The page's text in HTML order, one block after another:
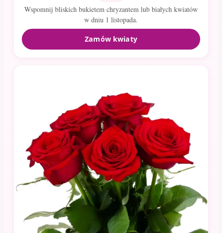
Wspomnij bliskich bukietem chryzantem lub białych kwiatów
w dniu 1 listopada.
Zamów kwiaty